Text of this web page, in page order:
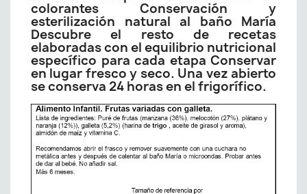
colorantes Conservación y
esterilización natural al baño María
Descubre el resto de recetas
elaboradas con el equilibrio nutricional
específico para cada etapa Conservar
en lugar fresco y seco. Una vez abierto
se conserva 24 horas en el frigorífico.